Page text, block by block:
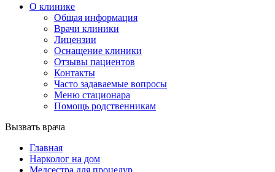
О клинике
Общая информация
Врачи клиники
Лицензии
Оснащение клиники
Отзывы пациентов
Контакты
Часто задаваемые вопросы
Меню стационара
Помощь родственникам
Вызвать врача
Главная
Нарколог на дом
Медсестра для процедур